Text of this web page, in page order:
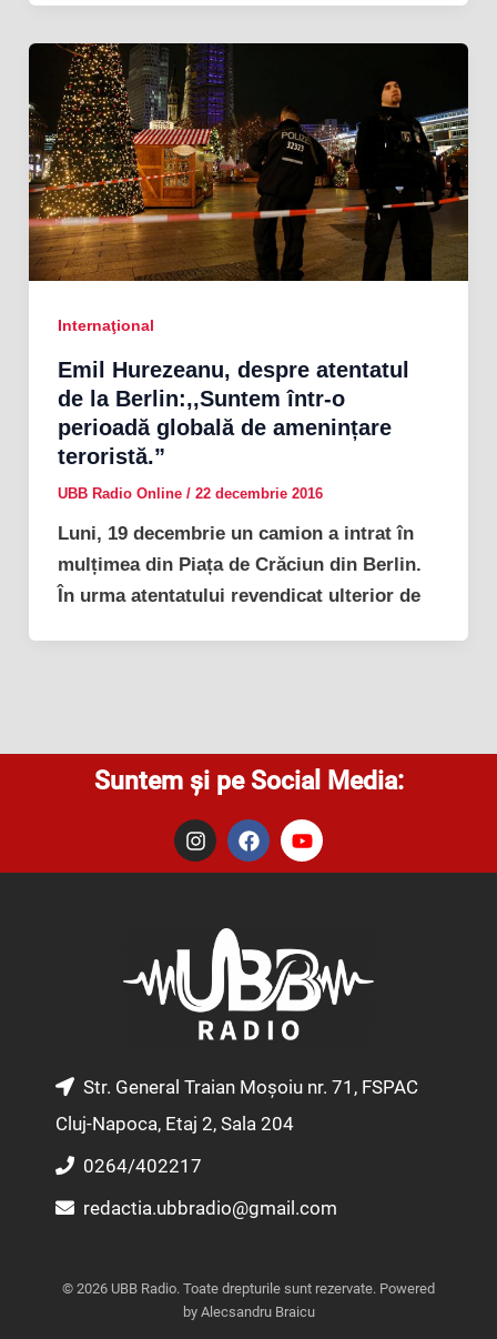
Internaţional
Emil Hurezeanu, despre atentatul
de la Berlin:,,Suntem într-o
perioadă globală de amenințare
teroristă.”
UBB Radio Online / 22 decembrie 2016
Luni, 19 decembrie un camion a intrat în
mulțimea din Piața de Crăciun din Berlin.
În urma atentatului revendicat ulterior de
Suntem și pe Social Media:
I
n
s
m
F
a
c
o
k
Y
o
u
e
Str. General Traian Moșoiu nr. 71, FSPAC
Cluj-Napoca, Etaj 2, Sala 204
0264/402217
redactia.ubbradio@gmail.com
© 2026 UBB Radio. Toate drepturile sunt rezervate. Powered
by Alecsandru Braicu